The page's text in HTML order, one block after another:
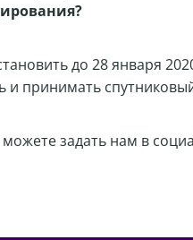
до 28 января
и принимать
задать нам в